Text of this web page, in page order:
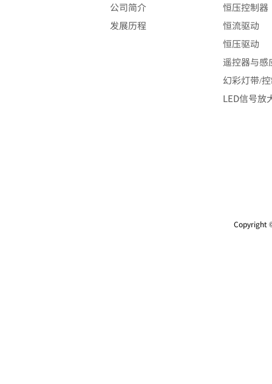
公司简介
发展历程
恒压控制器
恒流驱动
恒压驱动
遥控器与感
幻彩灯带/
LED信号放
Copyright